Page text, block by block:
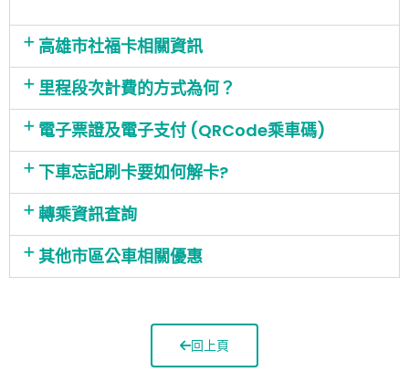
高雄市社福卡相關資訊
里程段次計費的方式為何？
電子票證及電子支付 (QRCode乘車碼)
下車忘記刷卡要如何解卡?
轉乘資訊查詢
其他市區公車相關優惠
回上頁